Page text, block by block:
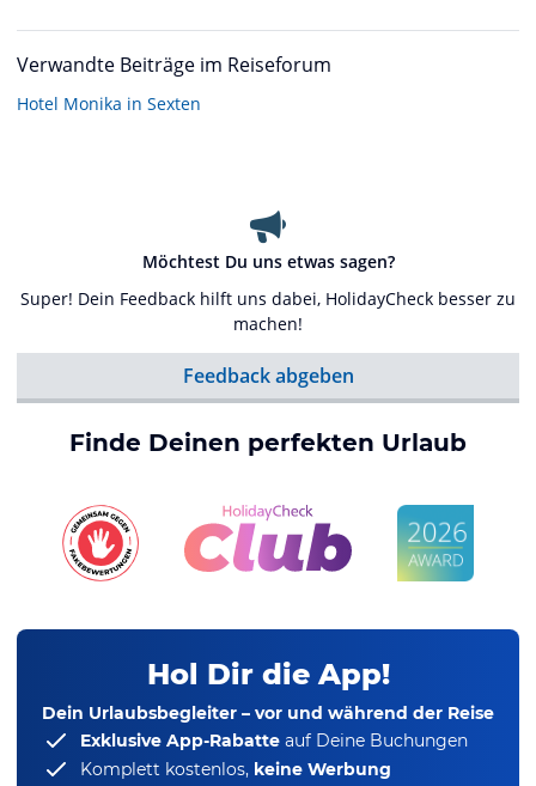
Verwandte Beiträge im Reiseforum
Hotel Monika in Sexten
Möchtest Du uns etwas sagen?
Super! Dein Feedback hilft uns dabei, HolidayCheck besser zu
machen!
Feedback abgeben
Finde Deinen perfekten Urlaub
Hol Dir die App!
Dein Urlaubsbegleiter – vor und während der Reise
Exklusive App-Rabatte auf Deine Buchungen
Komplett kostenlos, keine Werbung